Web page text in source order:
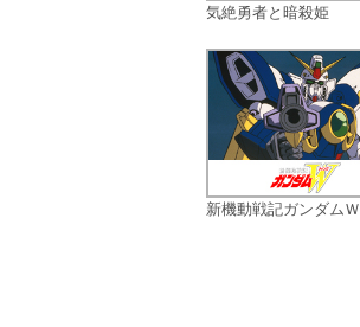
気絶勇者と暗殺姫
新機動戦記ガンダムＷ